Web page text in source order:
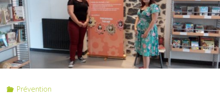
donnez"
Prévention